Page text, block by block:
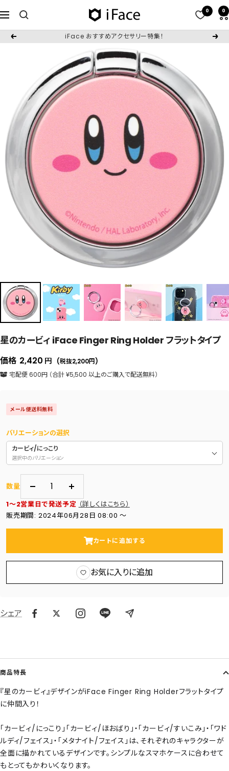
ン
ナ
ビ
ゲ
iFace
日
本
公
式
サ
ト
0 0
戻
iFace おすすめアクセサリー特集！
次
星のカービィ iFace Finger Ring Holder フラットタイプ
価格 セ
ー
価
格
2,420 円 (税抜2,200円)
宅配便 600円 （合計 ¥5,500 以上のご購入で配送無料）
メール便送料無料
バリエーションの選択
カービィ/にっこり
選択中のバリエーション
数量
量
を
す
数
量
を
す
1～2営業日で発送予定 （詳しくはこちら）
販売期間: 2024年06月28日 08:00 〜
カートに追加する
お気に入りに追加
シェア
商品特長
『星のカービィ』デザインがiFace Finger Ring Holderフラットタイプ
に仲間入り！
「カービィ/にっこり」「カービィ/ほおばり」・「カービィ/すいこみ」・「ワド
ルディ/フェイス」・「メタナイト/フェイス」は、それぞれのキャラクターが
全面に描かれているデザインです。シンプルなスマホケースに合わせて
もとってもかわいくなります。